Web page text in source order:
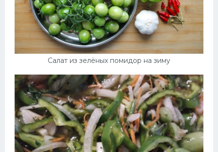
Салат из зелёных помидор на зиму